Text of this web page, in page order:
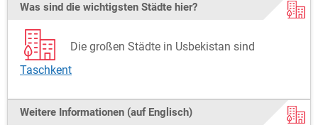
Was sind die wichtigsten Städte hier?
Die großen Städte in Usbekistan sind
Taschkent
Weitere Informationen (auf Englisch)